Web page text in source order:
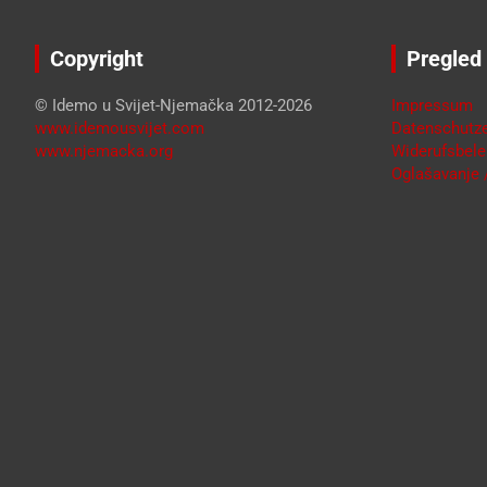
Copyright
© Idemo u Svijet-Njemačka 2012-2026
www.idemousvijet.com
www.njemacka.org
Pregled
Impressum